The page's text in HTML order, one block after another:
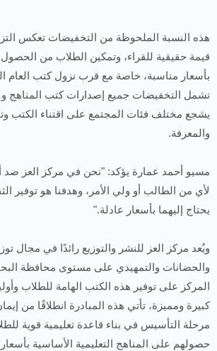
هذه النسبة الملحوظة من التخفيضات تعكس
قيمة حقيقية للقراء، وتمكين الطلاب من
بأسعار مناسبة، خاصة مع قرب نزول كتب العام
تشمل التخفيضات جميع إصدارات كتب المناهج
يشجع مختلف فئات المجتمع على اقتناء الكتب
والمعرفة.
مسيو أحمد عمارة يؤكد: "نحن في مركز العز ضد
لأي من الطالب أو ولي الأمر، وهدفنا هو توفير
يحتاج إليهما بأسعار عادلة."
ويُعد مركز العز للنشر والتوزيع رائدًا في مجال
والحضانات والتمهيدي على مستوى محافظة
المركز على توفير هذه الكتب الهامة للطلاب
كبيرة ومميزة، تأتي هذه المبادرة انطلاقًا من
مرحلة التأسيس في بناء قاعدة تعليمية قوية
حصولهم على المناهج التعليمية الأساسية